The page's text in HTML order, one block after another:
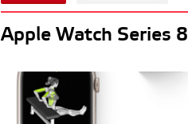
Apple Watch Series 8